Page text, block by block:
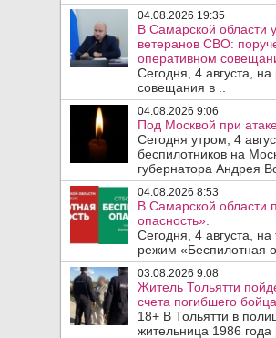
04.08.2026 19:35
В Самарской области
ветеранов СВО:
оперативном
Сегодня, 4 августа,
совещания в ..
04.08.2026 9:06
Под Москвой при
Сегодня утром, 4
беспилотников на
губернатора Андрея
04.08.2026 8:53
В Самарской области
опасность».
Сегодня, 4 августа,
режим «Беспилотная
03.08.2026 9:08
Житель Тольятти
счета погибшего
18+ В Тольятти в
жительница 1986